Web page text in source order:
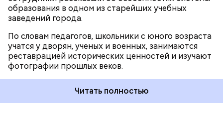
образования в одном из старейших учебных
заведений города.
По словам педагогов, школьники с юного возраста
учатся у дворян, ученых и военных, занимаются
реставрацией исторических ценностей и изучают
фотографии прошлых веков.
Читать полностью
Счета будут отображаться в сервисе «Мои
платежи» в том случае, если пользователь указал
единому платежному документу (ЕПД) необходимо
внести код плательщика и номер квартиры, а для